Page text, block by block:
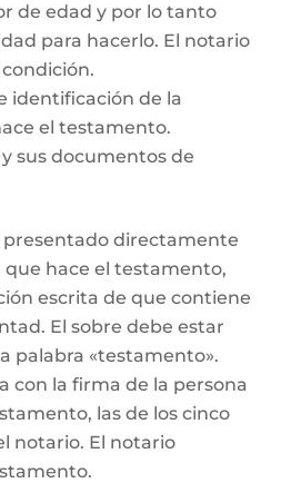
de edad y por lo tanto
para hacerlo. El notario
identificación de la
el testamento.
sus documentos de
presentado directamente
que hace el testamento,
escrita de que contiene
El sobre debe estar
palabra «testamento».
con la firma de la persona
las de los cinco
notario. El notario